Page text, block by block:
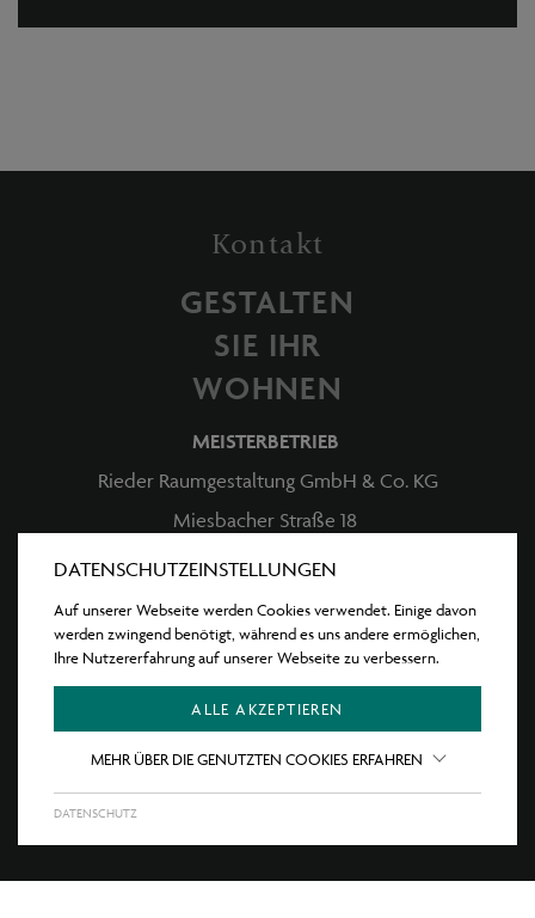
Kontakt
GESTALTEN
SIE IHR
WOHNEN
MEISTERBETRIEB
Rieder Raumgestaltung GmbH & Co. KG
Miesbacher Straße 18
83734 Hausham
08 026 8344
M:info@raumgestalter.net
Newsletter anmelden
DATENSCHUTZEINSTELLUNGEN
Auf unserer Webseite werden Cookies verwendet. Einige davon
werden zwingend benötigt, während es uns andere ermöglichen,
Ihre Nutzererfahrung auf unserer Webseite zu verbessern.
ALLE AKZEPTIEREN
MEHR ÜBER DIE GENUTZTEN COOKIES ERFAHREN
DATENSCHUTZ